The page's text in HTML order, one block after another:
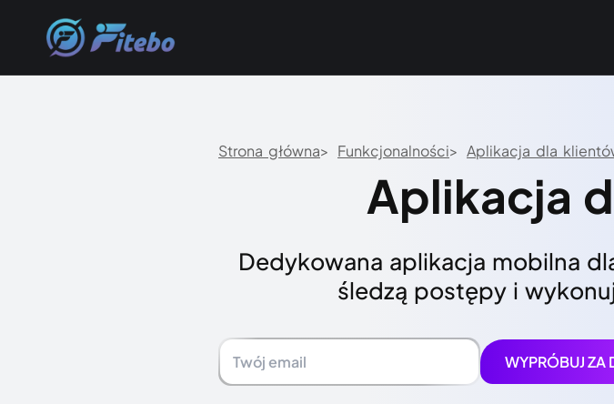
Strona główna Funkcjonalności Aplikacja dla
Aplikacja
Dedykowana aplikacja mobilna
śledzą postępy i
WYPRÓBUJ ZA